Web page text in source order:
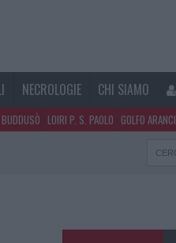
NECROLOGIE CHI SIAMO
BUDDUSÒ LOIRI P. S. PAOLO GOLFO ARANCI